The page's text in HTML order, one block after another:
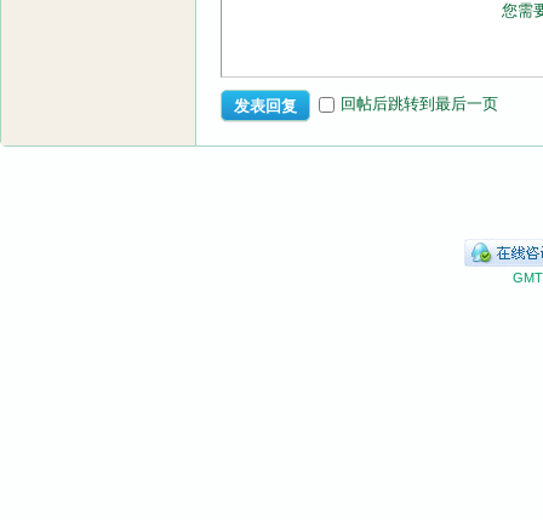
您需
发表回复 回帖后跳转到最后一页